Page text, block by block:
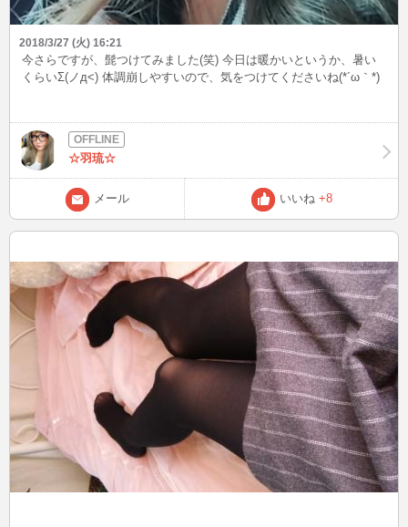
2018/3/27 (火) 16:21
今さらですが、髭つけてみました(笑) 今日は暖かいというか、暑い
くらいΣ(ノд<) 体調崩しやすいので、気をつけてくださいね(*´ω｀*)
☆羽琉☆
メール いいね +8